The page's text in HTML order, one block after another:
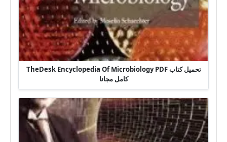
تحميل كتاب TheDesk Encyclopedia Of Microbiology PDF
كامل مجانا